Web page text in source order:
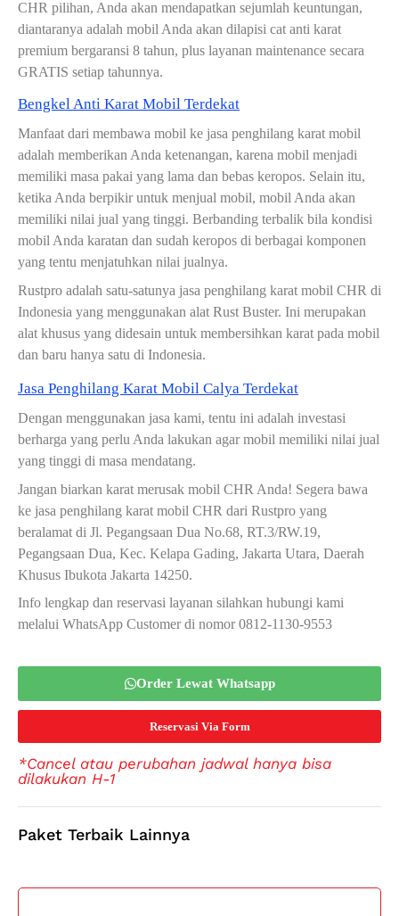
CHR pilihan, Anda akan mendapatkan sejumlah keuntungan,
diantaranya adalah mobil Anda akan dilapisi cat anti karat
premium bergaransi 8 tahun, plus layanan maintenance secara
GRATIS setiap tahunnya.
Bengkel Anti Karat Mobil Terdekat
Manfaat dari membawa mobil ke jasa penghilang karat mobil
adalah memberikan Anda ketenangan, karena mobil menjadi
memiliki masa pakai yang lama dan bebas keropos. Selain itu,
ketika Anda berpikir untuk menjual mobil, mobil Anda akan
memiliki nilai jual yang tinggi. Berbanding terbalik bila kondisi
mobil Anda karatan dan sudah keropos di berbagai komponen
yang tentu menjatuhkan nilai jualnya.
Rustpro adalah satu-satunya jasa penghilang karat mobil CHR di
Indonesia yang menggunakan alat Rust Buster. Ini merupakan
alat khusus yang didesain untuk membersihkan karat pada mobil
dan baru hanya satu di Indonesia.
Jasa Penghilang Karat Mobil Calya Terdekat
Dengan menggunakan jasa kami, tentu ini adalah investasi
berharga yang perlu Anda lakukan agar mobil memiliki nilai jual
yang tinggi di masa mendatang.
Jangan biarkan karat merusak mobil CHR Anda! Segera bawa
ke jasa penghilang karat mobil CHR dari Rustpro yang
beralamat di Jl. Pegangsaan Dua No.68, RT.3/RW.19,
Pegangsaan Dua, Kec. Kelapa Gading, Jakarta Utara, Daerah
Khusus Ibukota Jakarta 14250.
Info lengkap dan reservasi layanan silahkan hubungi kami
melalui WhatsApp Customer di nomor 0812-1130-9553
Order Lewat Whatsapp
Reservasi Via Form
*Cancel atau perubahan jadwal hanya bisa
dilakukan H-1
Paket Terbaik Lainnya